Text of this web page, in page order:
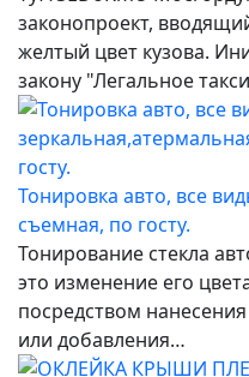
законопроект,
желтый цвет кузова.
закону "Легальное
Тонировка авто, все
съемная, по госту.
Тонирование стекла
это изменение его
посредством
или добавления…